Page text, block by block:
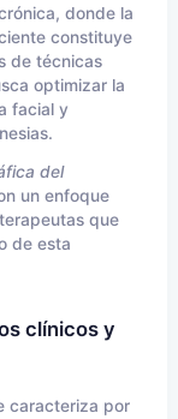
donde la
constituye
de técnicas
optimizar la
facial y
del
un enfoque
que
de esta
clínicos y
caracteriza por